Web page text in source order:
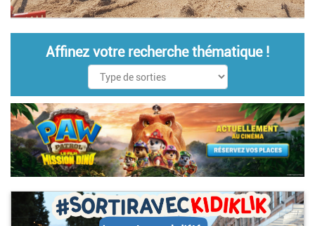
Affinez votre recherche thématique !